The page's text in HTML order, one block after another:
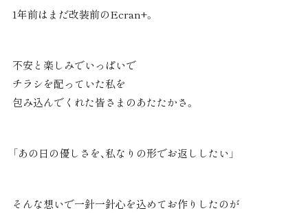
1年前はまだ改装前のEcran+。
不安と楽しみでいっぱいで
チラシを配っていた私を
包み込んでくれた皆さまのあたたかさ。
「あの日の優しさを、私なりの形でお返ししたい」
そんな想いで一針一針心を込めてお作りしたのが